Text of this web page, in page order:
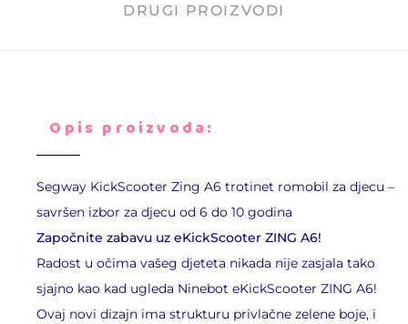
DRUGI PROIZVODI
Opis proizvoda:
Segway KickScooter Zing A6 trotinet romobil za djecu –
savršen izbor za djecu od 6 do 10 godina
Započnite zabavu uz eKickScooter ZING A6!
Radost u očima vašeg djeteta nikada nije zasjala tako
sjajno kao kad ugleda Ninebot eKickScooter ZING A6!
Ovaj novi dizajn ima strukturu privlačne zelene boje, i